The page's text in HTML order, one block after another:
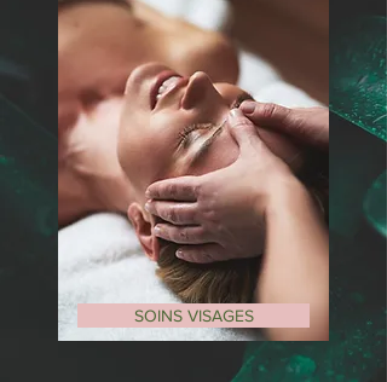
SOINS VISAGES